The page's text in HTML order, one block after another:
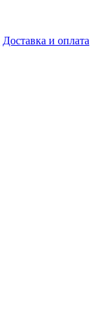
Доставка и оплата